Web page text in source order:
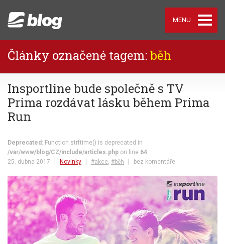
MENU
Články označené tagem:běh
Insportline bude společně s TV
Prima rozdávat lásku během Prima
Run
Deprecated : Function strftime() is deprecated in
/var/www/blog/CZ/include/articles.php on line 64
25. dubna 2017
Novinky #akce, #běh bez komentáře